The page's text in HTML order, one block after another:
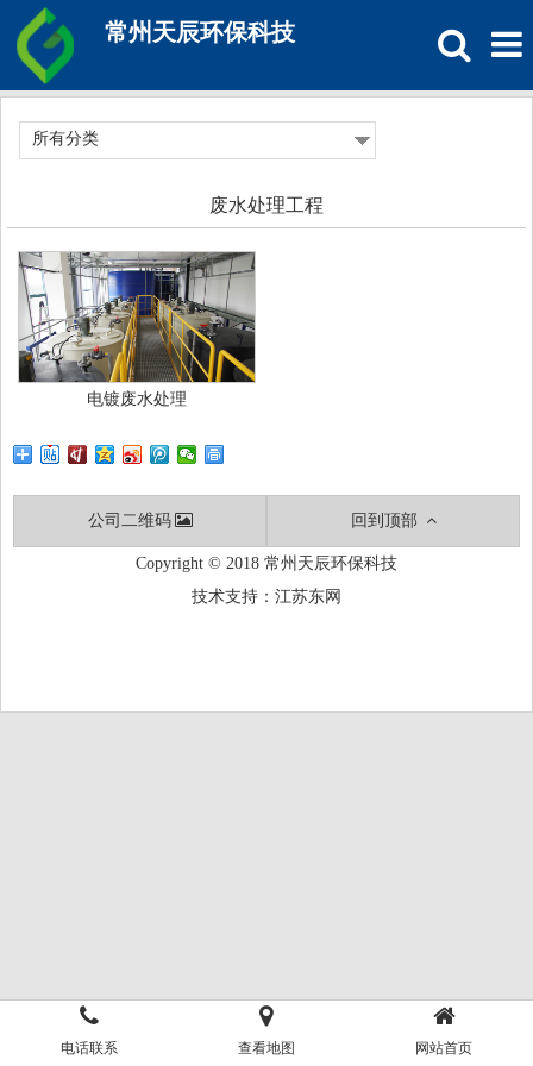
常州天辰环保科技
所有分类
废水处理工程
电镀废水处理
公司二维码 回到顶部
Copyright © 2018 常州天辰环保科技
技术支持： 江苏东网
电话联系 查看地图 网站首页